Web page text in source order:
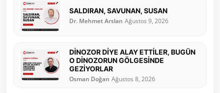
SALDIRAN, SAVUNAN, SUSAN
Dr. Mehmet Arslan Ağustos 9, 2026
DİNOZOR DİYE ALAY ETTİLER, BUGÜN
O DİNOZORUN GÖLGESİNDE
GEZİYORLAR
Osman Doğan Ağustos 8, 2026